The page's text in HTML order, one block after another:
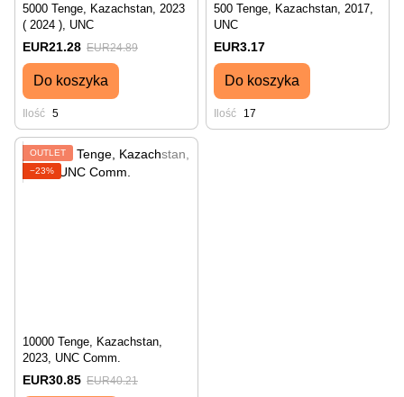
5000 Tenge, Kazachstan, 2023
( 2024 ), UNC
EUR21.28 EUR24.89
Do koszyka
Ilość 5
500 Tenge, Kazachstan, 2017,
UNC
EUR3.17
Do koszyka
Ilość 17
OUTLET
−23%
10000 Tenge, Kazachstan,
2023, UNC Comm.
EUR30.85 EUR40.21